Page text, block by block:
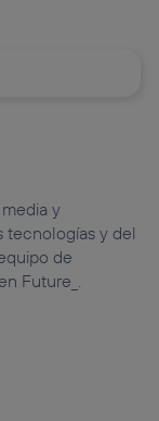
y
tecnologías y del
de
Future_.